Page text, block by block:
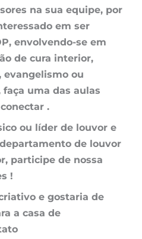
na sua equipe, por
em ser
envolvendo-se em
de cura interior,
evangelismo ou
uma das aulas
.
ou líder de louvor e
de louvor
participe de nossa
!
e gostaria de
a casa de